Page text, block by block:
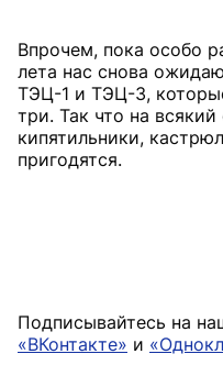
Впрочем, пока особо
лета нас снова
ТЭЦ-1 и ТЭЦ-3,
три. Так что на всякий
кипятильники,
пригодятся.
Подписывайтесь на
«ВКонтакте» и